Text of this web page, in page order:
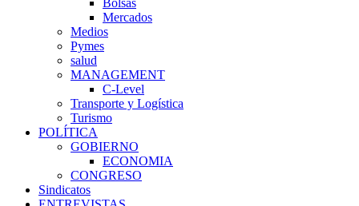
Bolsas
Mercados
Medios
Pymes
salud
MANAGEMENT
C-Level
Transporte y Logística
Turismo
POLÍTICA
GOBIERNO
ECONOMIA
CONGRESO
Sindicatos